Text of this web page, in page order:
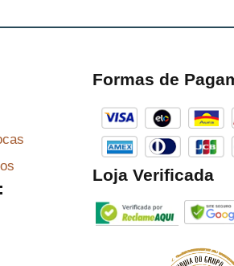
Formas de
Loja Verificada